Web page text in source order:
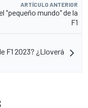
ARTÍCULO ANTERIOR
"pequeño mundo" de la
F1
F1 2023? ¿Lloverá